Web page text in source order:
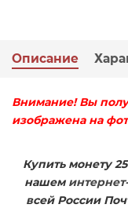
Описание
Внимание! Вы
изображена на
Купить монету
нашем
всей России